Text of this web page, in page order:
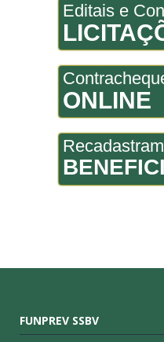
Editais e
ONLINE
FUNPREV SSBV